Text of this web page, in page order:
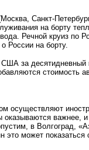
Санкт-
на борту
Речной круиз по
России на борту.
за десятидневный
стоимость
осуществляют
оказываются
в Волгоград,
может